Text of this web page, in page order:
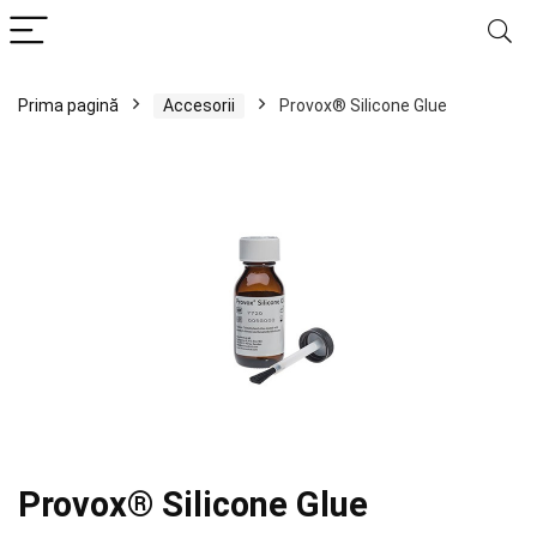
Prima pagină Accesorii Provox® Silicone Glue
Provox® Silicone Glue